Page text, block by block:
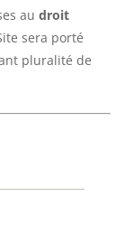
au droit
sera porté
pluralité de